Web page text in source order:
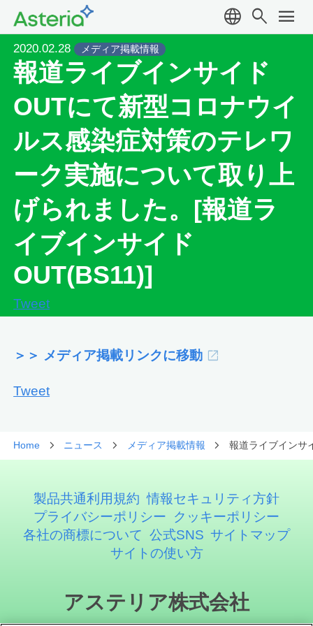
language search menu
2020.02.28 メディア掲載情報
報道ライブインサイド
OUTにて新型コロナウイ
ルス感染症対策のテレワ
ーク実施について取り上
げられました。[報道ラ
イブインサイド
OUT(BS11)]
Tweet
＞＞ メディア掲載リンクに移動
Tweet
Home ニュース メディア掲載情報 報道ライブインサ
製品共通利用規約 情報セキュリティ方針
プライバシーポリシー
クッキーポリシー
各社の商標について 公式SNS サイトマップ
サイトの使い方
アステリア株式会社